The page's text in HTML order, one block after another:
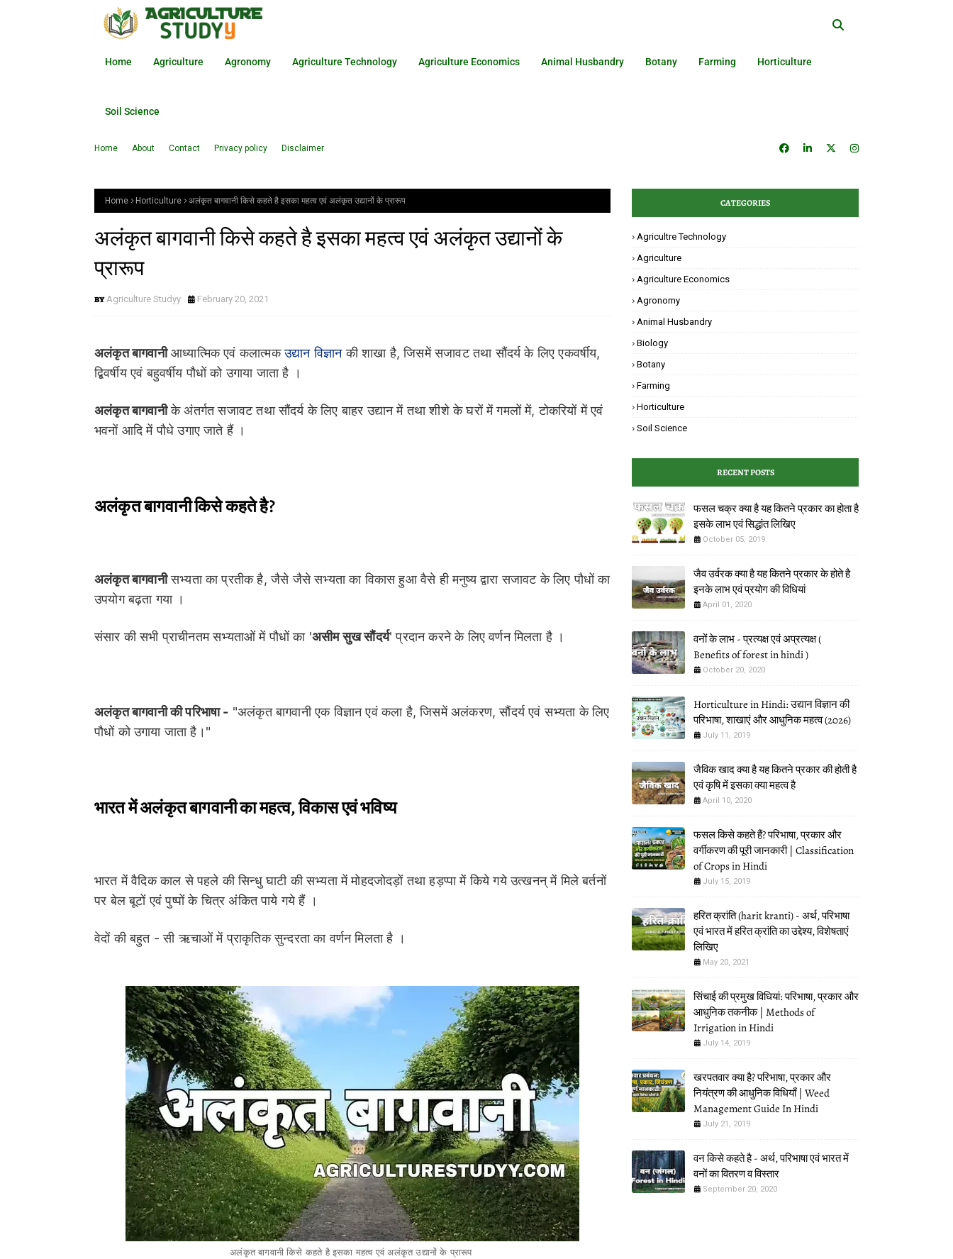
Home Agriculture Agronomy Agriculture Technology Agriculture Economics Animal Husbandry Botany Farming Horticulture
Soil Science
Home About Contact Privacy policy Disclaimer
Home Horticulture अलंकृत बागवानी किसे कहते है इसका महत्व एवं अलंकृत उद्यानों के प्रारूप
अलंकृत बागवानी किसे कहते है इसका महत्व एवं अलंकृत उद्यानों के
प्रारूप
Agriculture Studyy February 20, 2021
अलंकृत बागवानीआध्यात्मिक एवं कलात्मकउद्यान विज्ञानकी शाखा है, जिसमें सजावट तथा सौंदर्य के लिए एकवर्षीय,
द्बिवर्षीय एवं बहुवर्षीय पौधों को उगाया जाता है ।
अलंकृत बागवानीके अंतर्गत सजावट तथा सौंदर्य के लिए बाहर उद्यान में तथा शीशे के घरों में गमलों में, टोकरियों में एवं
भवनों आदि में पौधे उगाए जाते हैं ।
अलंकृत बागवानी किसे कहते है?
अलंकृत बागवानीसभ्यता का प्रतीक है, जैसे जैसे सभ्यता का विकास हुआ वैसे ही मनुष्य द्वारा सजावट के लिए पौधों का
उपयोग बढ़ता गया ।
संसार की सभी प्राचीनतम सभ्यताओं में पौधों का 'असीम सुख सौंदर्य' प्रदान करने के लिए वर्णन मिलता है ।
अलंकृत बागवानी की परिभाषा - "अलंकृत बागवानी एक विज्ञान एवं कला है, जिसमें अलंकरण, सौंदर्य एवं सभ्यता के लिए
पौधों को उगाया जाता है।"
भारत में अलंकृत बागवानी का महत्व, विकास एवं भविष्य
भारत में वैदिक काल से पहले की सिन्धु घाटी की सभ्यता में मोहदजोदड़ों तथा हड़प्पा में किये गये उत्खनन् में मिले बर्तनों
पर बेल बूटों एवं पुष्पों के चित्र अंकित पाये गये हैं ।
वेदों की बहुत - सी ऋचाओं में प्राकृतिक सुन्दरता का वर्णन मिलता है ।
अलंकृत बागवानी किसे कहते है इसका महत्व एवं अलंकृत उद्यानों के प्रारूप
CATEGORIES
Agricultre Technology
Agriculture
Agriculture Economics
Agronomy
Animal Husbandry
Biology
Botany
Farming
Horticulture
Soil Science
RECENT POSTS
फसल चक्र क्या है यह कितने प्रकार का होता है
इसके लाभ एवं ‌सिद्धांत लिखिए
October 05, 2019
जैव उर्वरक क्या है यह कितने प्रकार के होते है
इनके लाभ एवं प्रयोग की विधियां
April 01, 2020
वनों के लाभ - प्रत्यक्ष एवं अप्रत्यक्ष (
Benefits of forest in hindi )
October 20, 2020
Horticulture in Hindi: उद्यान विज्ञान की
परिभाषा, शाखाएं और आधुनिक महत्व (2026)
July 11, 2019
जैविक खाद क्या है यह कितने प्रकार की होती है
एवं कृषि में इसका क्या महत्व है
April 10, 2020
फसल किसे कहते हैं? परिभाषा, प्रकार और
वर्गीकरण की पूरी जानकारी | Classification
of Crops in Hindi
July 15, 2019
हरित क्रांति (harit kranti) - अर्थ, परिभाषा
एवं भारत में हरित क्रांति का उद्देश्य, विशेषताएं
लिखिए
May 20, 2021
सिंचाई की प्रमुख विधियां: परिभाषा, प्रकार और
आधुनिक तकनीक | Methods of
Irrigation in Hindi
July 14, 2019
खरपतवार क्या है? परिभाषा, प्रकार और
नियंत्रण की आधुनिक विधियाँ | Weed
Management Guide In Hindi
July 21, 2019
वन किसे कहते है - अर्थ, परिभाषा एवं भारत में
वनों का वितरण व विस्तार
September 20, 2020